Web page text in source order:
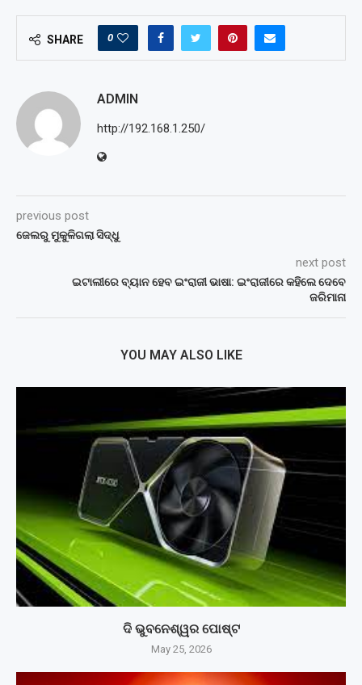
SHARE 0
ADMIN
http://192.168.1.250/
previous post
ଜେଲରୁ ମୁକୁଳିଗଲା ସିଦ୍ଧୁ
next post
ଇଟାଲୀରେ ବ୍ୟାନ ହେବ ଇଂରାଜୀ ଭାଷା: ଇଂରାଜୀରେ କହିଲେ ଦେବେ
ଜରିମାନା
YOU MAY ALSO LIKE
ଦି ଭୁବନେଶ୍ୱର ପୋଷ୍ଟ
May 25, 2026